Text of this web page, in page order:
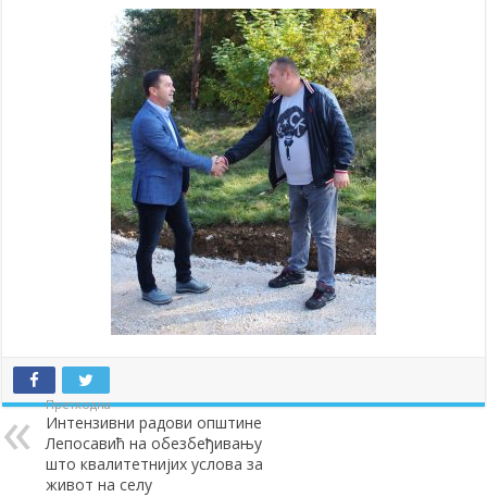
Претходна
Интензивни радови општине
Лепосавић на обезбеђивању
што квалитетнијих услова за
живот на селу